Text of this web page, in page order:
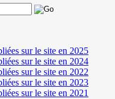
sur le site en 2025
sur le site en 2024
sur le site en 2022
sur le site en 2023
sur le site en 2021